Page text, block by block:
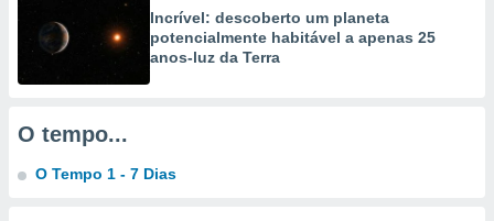
de dados
fontes,
melhorar
Incrível: descoberto um planeta
potencialmente habitável a apenas 25
anos-luz da Terra
O tempo...
O Tempo 1 - 7 Dias